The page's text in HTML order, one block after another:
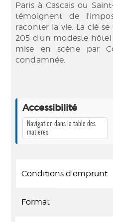
Paris à Cascais ou
témoignent de
raconter la vie. La clé
205 d'un modeste hôtel
mise en scène par
condamnée.
Accessibilité
Navigation dans la table des
matières
Conditions d'emprunt
Format